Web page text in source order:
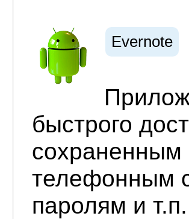
Evernote
быстрого
сохраненным
телефонным
паролям и т.п.